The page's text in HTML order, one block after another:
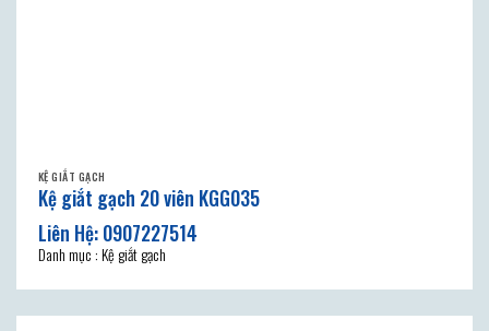
KỆ GIẮT GẠCH
Kệ giắt gạch 20 viên KGG035
Danh mục : Kệ giắt gạch